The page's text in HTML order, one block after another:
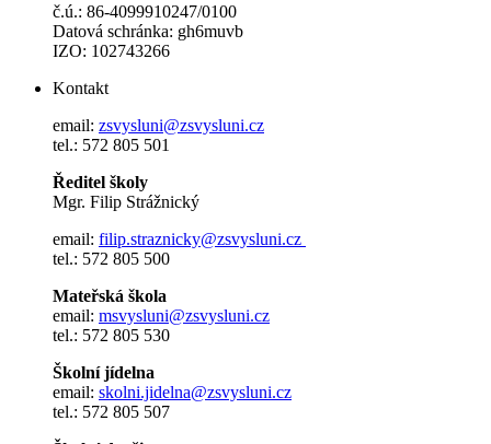
č.ú.: 86-4099910247/0100
Datová schránka: gh6muvb
IZO: 102743266
Kontakt
email: zsvysluni@zsvysluni.cz
tel.: 572 805 501
Ředitel školy
Mgr. Filip Strážnický
email: filip.straznicky@zsvysluni.cz
tel.: 572 805 500
Mateřská škola
email: msvysluni@zsvysluni.cz
tel.: 572 805 530
Školní jídelna
email: skolni.jidelna@zsvysluni.cz
tel.: 572 805 507